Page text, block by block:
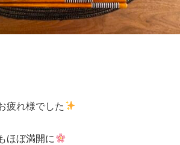
疲れ様でした
ほぼ満開に